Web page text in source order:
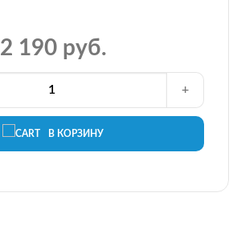
2 190 руб.
В КОРЗИНУ
+